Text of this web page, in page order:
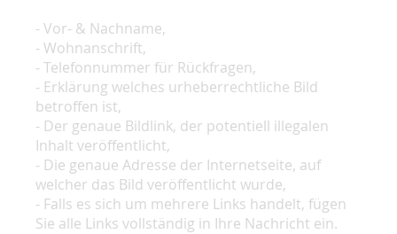
- Vor- & Nachname,
- Wohnanschrift,
- Telefonnummer für Rückfragen,
- Erklärung welches urheberrechtliche Bild
betroffen ist,
- Der genaue Bildlink, der potentiell illegalen
Inhalt veröffentlicht,
- Die genaue Adresse der Internetseite, auf
welcher das Bild veröffentlicht wurde,
- Falls es sich um mehrere Links handelt, fügen
Sie alle Links vollständig in Ihre Nachricht ein.